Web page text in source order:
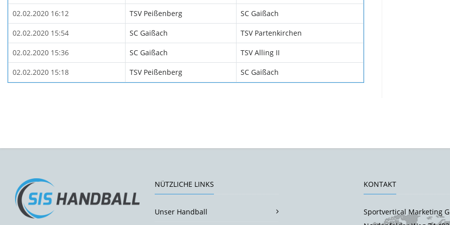
02.02.2020 16:12 TSV Peißenberg SC Gaißach
02.02.2020 15:54 SC Gaißach TSV Partenkirchen
02.02.2020 15:36 SC Gaißach TSV Alling II
02.02.2020 15:18 TSV Peißenberg SC Gaißach
NÜTZLICHE LINKS
Unser Handball
KONTAKT
Sportvertical Marketing